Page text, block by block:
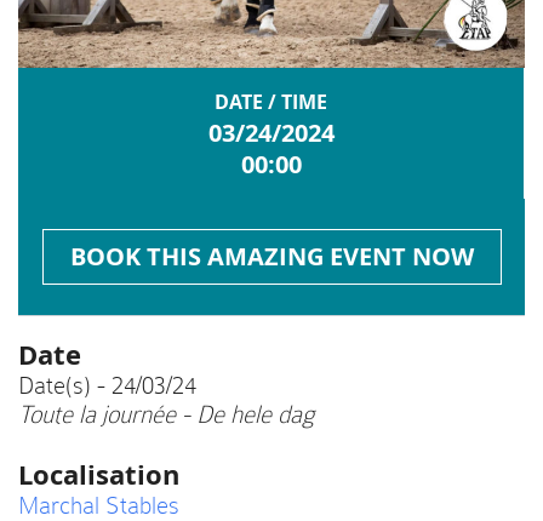
DATE / TIME
03/24/2024
00:00
BOOK THIS AMAZING EVENT NOW
Date
Date(s) - 24/03/24
Toute la journée - De hele dag
Localisation
Marchal Stables